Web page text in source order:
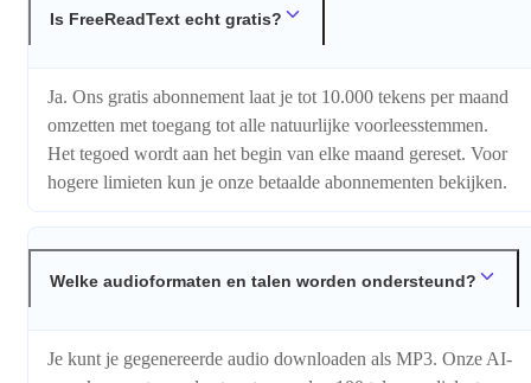
Is FreeReadText echt gratis?
Ja. Ons gratis abonnement laat je tot 10.000 tekens per maand
omzetten met toegang tot alle natuurlijke voorleesstemmen.
Het tegoed wordt aan het begin van elke maand gereset. Voor
hogere limieten kun je onze betaalde abonnementen bekijken.
Welke audioformaten en talen worden ondersteund?
Je kunt je gegenereerde audio downloaden als MP3. Onze AI-